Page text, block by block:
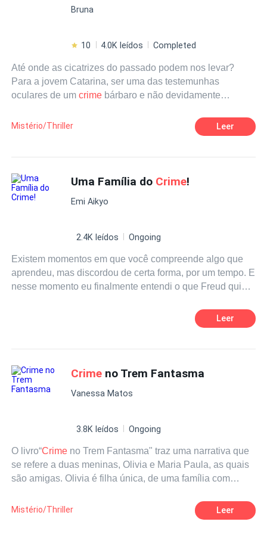
começam. Duas pessoas que se vêm casadas somente
Bruna
10 4.0K leídos Completed
Até onde as cicatrizes do passado podem nos levar?
Para a jovem Catarina, ser uma das testemunhas
oculares de umcrime bárbaro e não devidamente
Quase três décadas depois do evento que marcou sua
infância, a agora policial Catarina Salles, busca a todo
memória, e que agora ameaçam não apenas a sua vida,
mas também a de todos a quem ela ama.
Mistério/Thriller Leer
Uma Família do Crime!
Emi Aikyo
2.4K leídos Ongoing
Existem momentos em que você compreende algo que
aprendeu, mas discordou de certa forma, por um tempo. E
nesse momento eu finalmente entendi o que Freud quis
prolonga o sofrimento do homem." Eu entendi porque
mesmo depois de tanto tempo e tanto sofrimento eu ainda
sobreviver, vivida em meu ser. Porém, nesse exato
momento em que o tenho nos braços chorando, e os
corpos delas deleitados em seu próprio sangue, minha
Ana Ferreira, nesse livro repleto de emoções, mistérios e
tragédia. Primeiro livro da trilogia "Uma Família do
Crime!"
Leer
Crime no Trem Fantasma
Vanessa Matos
3.8K leídos Ongoing
O livro“Crime no Trem Fantasma" traz uma narrativa que
se refere a duas meninas, Olivia e Maria Paula, as quais
são amigas. Olivia é filha única, de uma família com
poderia se dar ao luxo de viajar para certos destinos, se
não fosse com a companhia e o dinheiro da família de
Mistério/Thriller Leer